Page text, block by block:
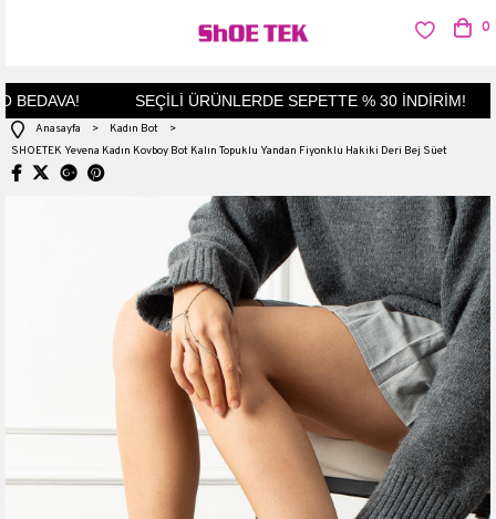
SEÇİLİ ÜRÜNLERDE SEPETTE % 30 İNDİRİM!
0
Anasayfa > Kadın Bot
>
SHOETEK Yevena Kadın Kovboy Bot Kalın Topuklu Yandan Fiyonklu Hakiki Deri Bej Süet